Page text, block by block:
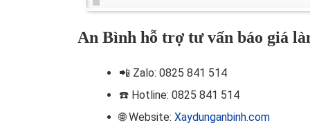
An Bình hỗ trợ tư vấn báo giá
📲 Zalo: 0825 841 514
☎️ Hotline: 0825 841 514
🌐 Website: Xaydunganbinh.com